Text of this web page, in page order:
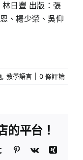
日豐 出版：張
、楊少榮、吳仰
, 教學語言 0 條評論
的平台！
Tumblr Pinterest
Vk
Xing